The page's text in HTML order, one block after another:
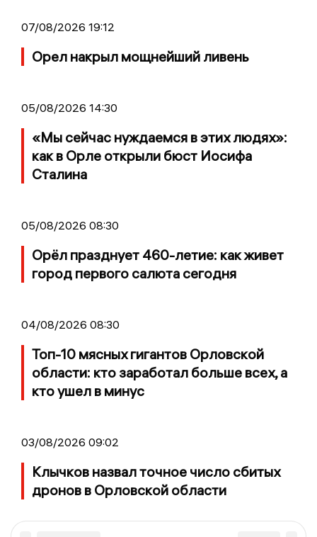
07/08/2026 19:12
Орел накрыл мощнейший ливень
05/08/2026 14:30
«Мы сейчас нуждаемся в этих людях»:
как в Орле открыли бюст Иосифа
Сталина
05/08/2026 08:30
Орёл празднует 460-летие: как живет
город первого салюта сегодня
04/08/2026 08:30
Топ-10 мясных гигантов Орловской
области: кто заработал больше всех, а
кто ушел в минус
03/08/2026 09:02
Клычков назвал точное число сбитых
дронов в Орловской области